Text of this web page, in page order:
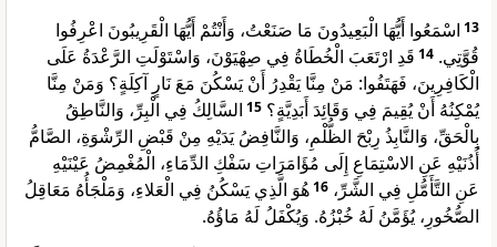
13 اسْمَعُوا أَيُّهَا الْبَعِيدُونَ مَا صَنَعْتُ، وَأَنْتُمْ أَيُّهَا الْقَرِيبُونَ اعْرِفُوا
قُوَّتِي. 14 قَدِ ارْتَعَبَ الْخُطَاةُ فِي صِهْيَوْنَ، وَاسْتَوْلَتِ الرَّعْدَةُ عَلَى
الْكَافِرِينَ، فَهَتَفُوا: مَنْ مِنَّا يَقْدِرُ أَنْ يَسْكُنَ مَعَ نَارٍ آكِلَةٍ؟ وَمَنْ مِنَّا
يُمْكِنُهُ أَنْ يُقِيمَ فِي وَقَائِدَ أَبَدِيَّةٍ؟ 15 السَّالِكُ فِي الْبِرِّ، وَالنَّاطِقُ
بِالْحَقِّ، وَالنَّابِذُ رِبْحَ الظُّلْمِ، وَالنَّافِضُ يَدَيْهِ مِنْ قَبْضِ الرِّشْوَةِ، الصَّامُّ
أُذُنَيْهِ عَنِ الاسْتِمَاعِ إِلَى مُؤَامَرَاتِ سَفْكِ الدِّمَاءِ، الْمُغْمِضُ عَيْنَيْهِ
عَنِ التَّأَمُّلِ فِي الشَّرِّ، 16هُوَ الَّذِي يَسْكُنُ فِي الْعَلاءِ، وَمَلْجَأُهُ مَعَاقِلُ
الصُّخُورِ، يُؤَمَّنُ لَهُ خُبْزُهُ. وَيُكْفَلُ لَهُ مَاؤُهُ.